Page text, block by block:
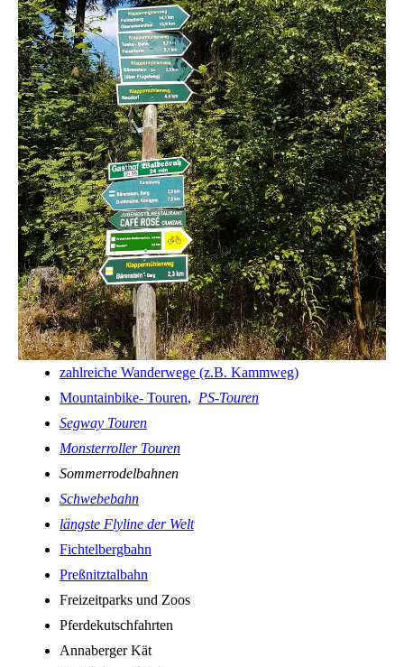
zahlreiche Wanderwege (z.B. Kammweg)
Mountainbike- Touren, PS-Touren
Segway Touren
Monsterroller Touren
Sommerrodelbahnen
Schwebebahn
längste Flyline der Welt
Fichtelbergbahn
Preßnitztalbahn
Freizeitparks und Zoos
Pferdekutschfahrten
Annaberger Kät